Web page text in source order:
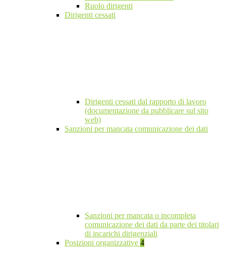
Ruolo dirigenti
Dirigenti cessati
Dirigenti cessati dal rapporto di lavoro
(documentazione da pubblicare sul sito
web)
Sanzioni per mancata comunicazione dei dati
Sanzioni per mancata o incompleta
comunicazione dei dati da parte dei titolari
di incarichi dirigenziali
Posizioni organizzative 4